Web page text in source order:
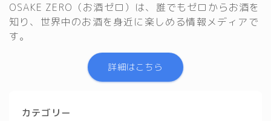
OSAKE ZERO（お酒ゼロ）は、誰でもゼロからお酒を
知り、世界中のお酒を身近に楽しめる情報メディアで
す。
詳細はこちら
カテゴリー